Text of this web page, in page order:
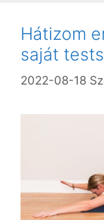
Hátizom
saját
2022-08-18